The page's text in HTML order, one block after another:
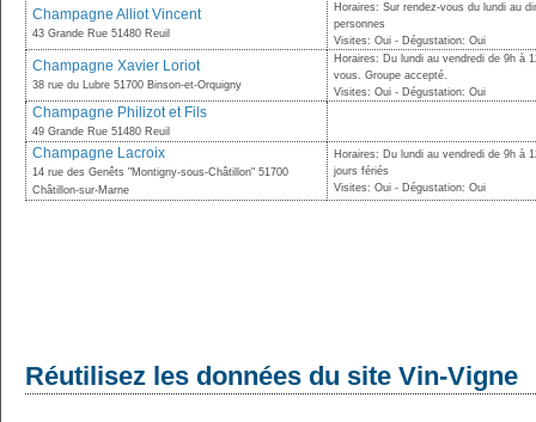
Champagne Alliot Vincent
43 Grande Rue 51480 Reuil
Horaires: Sur rendez-vous du lundi au
personnes
Visites: Oui - Dégustation: Oui
Champagne Xavier Loriot
38 rue du Lubre 51700 Binson-et-Orquigny
Horaires: Du lundi au vendredi de 9h à
vous. Groupe accepté.
Visites: Oui - Dégustation: Oui
Champagne Philizot et Fils
49 Grande Rue 51480 Reuil
Champagne Lacroix
14 rue des Genêts "Montigny-sous-Châtillon" 51700
Châtillon-sur-Marne
Horaires: Du lundi au vendredi de 9h à
jours fériés
Visites: Oui - Dégustation: Oui
Réutilisez les données du site Vin-Vigne